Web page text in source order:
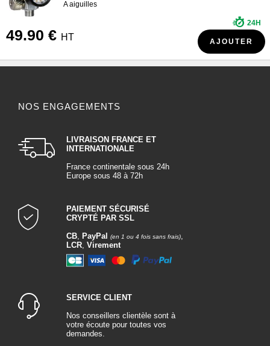
A aiguilles
49.90 € HT
24H
AJOUTER
NOS ENGAGEMENTS
LIVRAISON FRANCE ET
INTERNATIONALE
France continentale sous 24h
Europe sous 48 à 72h
PAIEMENT SÉCURISÉ
CRYPTÉ PAR SSL
CB, PayPal (en 1 ou 4 fois sans frais),
LCR, Virement
SERVICE CLIENT
Nos conseillers clientèle sont à
votre écoute pour toutes vos
demandes.